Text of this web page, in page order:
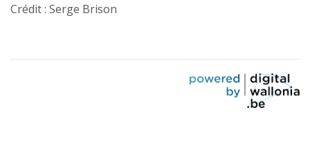
Crédit : Serge Brison